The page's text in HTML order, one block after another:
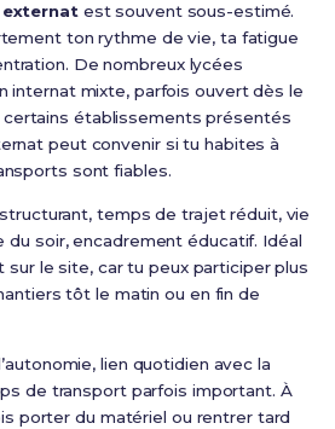
est souvent sous-estimé.
ton rythme de vie, ta fatigue
De nombreux lycées
internat mixte, parfois ouvert dès le
certains établissements présentés
peut convenir si tu habites à
sont fiables.
temps de trajet réduit, vie
du soir, encadrement éducatif. Idéal
sur le site, car tu peux participer plus
tôt le matin ou en fin de
lien quotidien avec la
de transport parfois important. À
porter du matériel ou rentrer tard